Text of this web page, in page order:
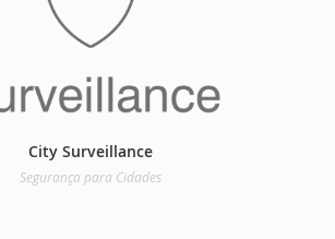
City Surveillance
Segurança para Cidades